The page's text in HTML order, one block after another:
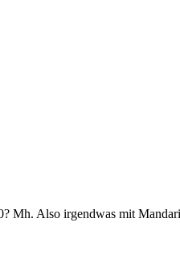
Mh. Also irgendwas mit